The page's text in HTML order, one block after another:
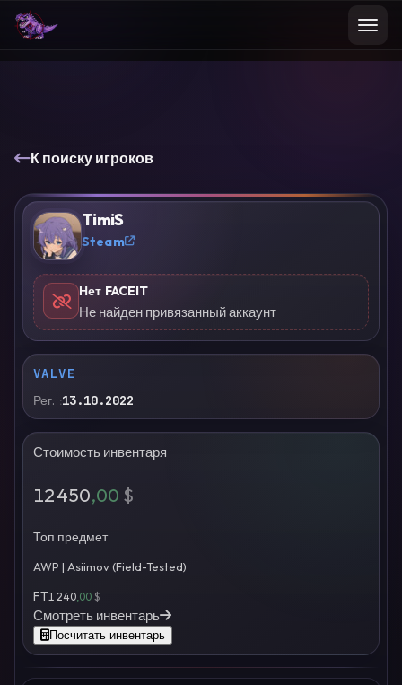
К поиску игроков
? TimiS
Steam
Нет FACEIT
Не найден привязанный аккаунт
VALVE
Рег. 13.10.2022
Стоимость инвентаря
12 450,00 $
Топ предмет
AWP | Asiimov (Field-Tested)
FT1 240 ,00 $
Смотреть инвентарь
Посчитать инвентарь